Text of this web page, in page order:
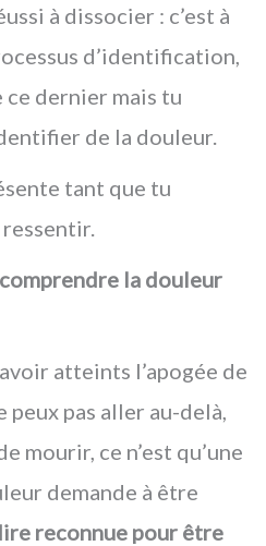
à dissocier : c’est à
d’identification,
dernier mais tu
de la douleur.
tant que tu
ressentir.
la douleur
atteints l’apogée de
pas aller au-delà,
mourir, ce n’est qu’une
demande à être
reconnue pour être